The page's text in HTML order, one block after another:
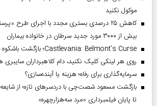
موکول نکنید
کاهش ۲۵ درصدی بستری مجدد با اجرای طرح
بیش از ۳۰۰۰ مورد جدید سرطان در خانواده بیماران
Castlevania: Belmont’s Curse؛ بازگشت باشکوه شکارچیان خون‌آشام
روی هر لینکی کلیک نکنید، دام کلاهبرداران
سرمایه‌گذاری برای رفاه؛ هزینه یا آینده‌سازی؟
بازگشت مسعود شصت‌چی با دردسر‌های تازه؛ از
تا پایان فیلمبرداری «مرد سه‌هزارچهره»